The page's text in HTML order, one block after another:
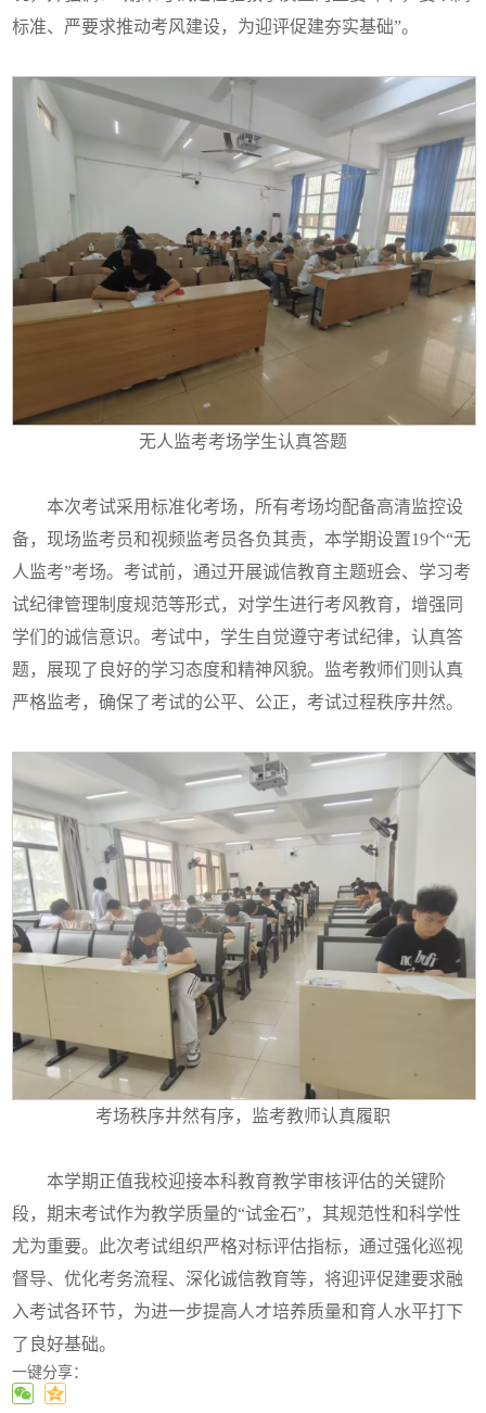
标准、严要求推动考风建设，为迎评促建夯实基础”。
无人监考考场学生认真答题
本次考试采用标准化考场，所有考场均配备高清监控设
备，现场监考员和视频监考员各负其责，本学期设置19个“无
人监考”考场。考试前，通过开展诚信教育主题班会、学习考
试纪律管理制度规范等形式，对学生进行考风教育，增强同
学们的诚信意识。考试中，学生自觉遵守考试纪律，认真答
题，展现了良好的学习态度和精神风貌。监考教师们则认真
严格监考，确保了考试的公平、公正，考试过程秩序井然。
考场秩序井然有序，监考教师认真履职
本学期正值我校迎接本科教育教学审核评估的关键阶
段，期末考试作为教学质量的“试金石”，其规范性和科学性
尤为重要。此次考试组织严格对标评估指标，通过强化巡视
督导、优化考务流程、深化诚信教育等，将迎评促建要求融
入考试各环节，为进一步提高人才培养质量和育人水平打下
了良好基础。
一键分享：